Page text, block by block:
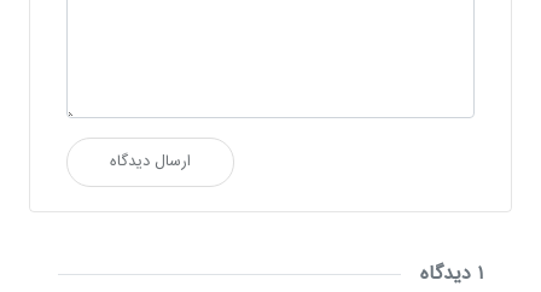
ارسال دیدگاه
۱ دیدگاه